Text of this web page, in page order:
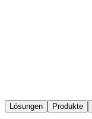
Lösungen Produkte